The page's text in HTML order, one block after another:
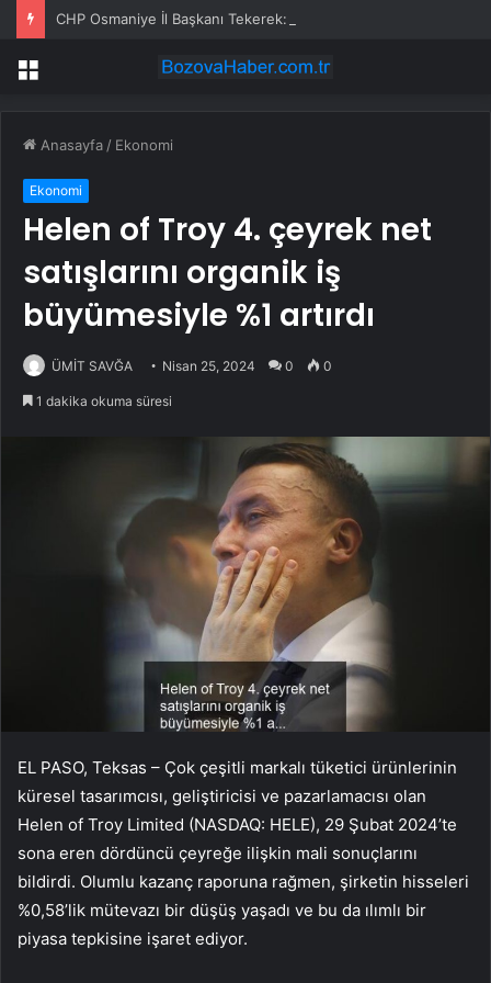
Menü
Anasayfa / Ekonomi
Ekonomi
Helen of Troy 4. çeyrek net
satışlarını organik iş
büyümesiyle %1 artırdı
ÜMİT SAVĞA Nisan 25, 2024 0 0
1 dakika okuma süresi
EL PASO, Teksas – Çok çeşitli markalı tüketici ürünlerinin
küresel tasarımcısı, geliştiricisi ve pazarlamacısı olan
Helen of Troy Limited (NASDAQ: HELE), 29 Şubat 2024’te
sona eren dördüncü çeyreğe ilişkin mali sonuçlarını
bildirdi. Olumlu kazanç raporuna rağmen, şirketin hisseleri
%0,58’lik mütevazı bir düşüş yaşadı ve bu da ılımlı bir
piyasa tepkisine işaret ediyor.